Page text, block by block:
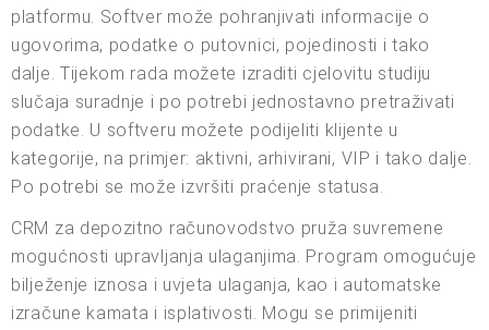
platformu. Softver može pohranjivati informacije o
ugovorima, podatke o putovnici, pojedinosti i tako
dalje. Tijekom rada možete izraditi cjelovitu studiju
slučaja suradnje i po potrebi jednostavno pretraživati
podatke. U softveru možete podijeliti klijente u
kategorije, na primjer: aktivni, arhivirani, VIP i tako dalje.
Po potrebi se može izvršiti praćenje statusa.
CRM za depozitno računovodstvo pruža suvremene
mogućnosti upravljanja ulaganjima. Program omogućuje
bilježenje iznosa i uvjeta ulaganja, kao i automatske
izračune kamata i isplativosti. Mogu se primijeniti